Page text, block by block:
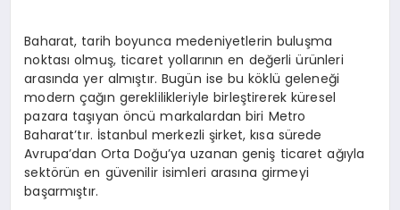
Baharat, tarih boyunca medeniyetlerin buluşma
noktası olmuş, ticaret yollarının en değerli ürünleri
arasında yer almıştır. Bugün ise bu köklü geleneği
modern çağın gereklilikleriyle birleştirerek küresel
pazara taşıyan öncü markalardan biri Metro
Baharat’tır. İstanbul merkezli şirket, kısa sürede
Avrupa’dan Orta Doğu’ya uzanan geniş ticaret ağıyla
sektörün en güvenilir isimleri arasına girmeyi
başarmıştır.